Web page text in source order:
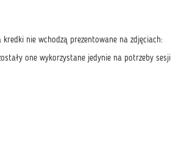
nie wchodzą prezentowane na zdjęciach:
one wykorzystane jedynie na potrzeby sesji